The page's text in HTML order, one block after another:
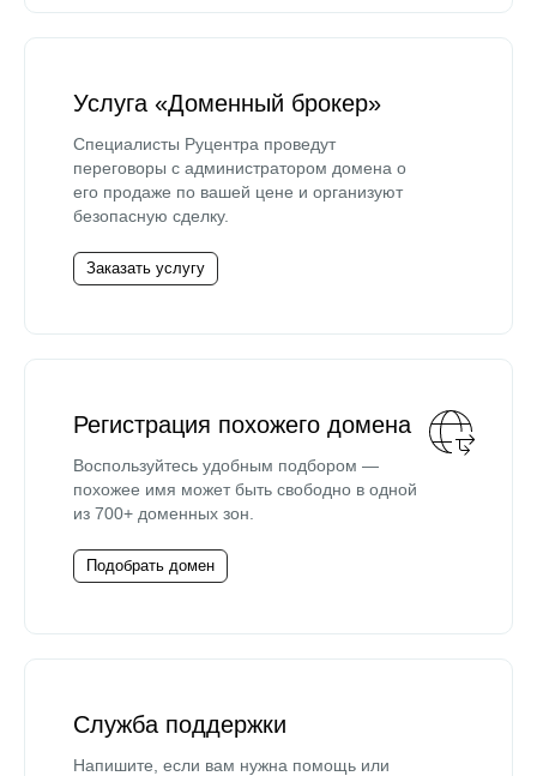
Услуга «Доменный брокер»
Специалисты Руцентра проведут
переговоры с администратором домена о
его продаже по вашей цене и организуют
безопасную сделку.
Заказать услугу
Регистрация похожего домена
Воспользуйтесь удобным подбором —
похожее имя может быть свободно в одной
из 700+ доменных зон.
Подобрать домен
Служба поддержки
Напишите, если вам нужна помощь или